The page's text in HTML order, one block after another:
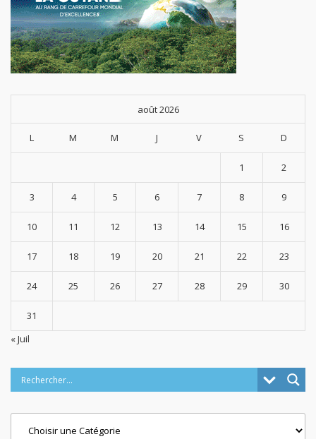
août 2026
L M M J V S D
1 2
3 4 5 6 7 8 9
10 11 12 13 14 15 16
17 18 19 20 21 22 23
24 25 26 27 28 29 30
31
« Juil